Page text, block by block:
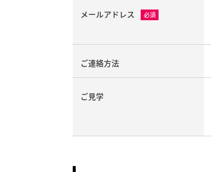
メールアドレス 必須
ご連絡方法
ご見学